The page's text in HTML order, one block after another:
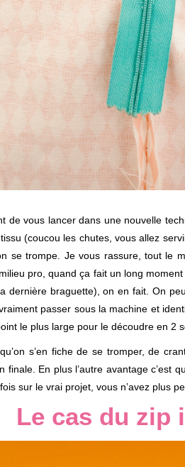
de vous lancer dans une nouvelle
(coucou les chutes, vous allez
se trompe. Je vous rassure, tout le
pro, quand ça fait un long
dernière braguette), on en fait. On
passer sous la machine et
le plus large pour le découdre en 2
s’en fiche de se tromper, de
En plus l’autre avantage c’est
sur le vrai projet, vous n’avez plus
Le cas du zip